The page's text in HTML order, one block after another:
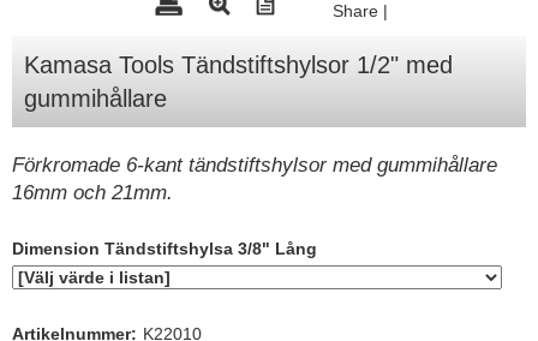
Tohatsu - Utombordare
Minn Kota - elmotorer
TK Trailer
Yanmar Servicedelar
Mercury Servicedelar
Share |
Kamasa Tools Tändstiftshylsor 1/2" med
gummihållare
Förkromade 6-kant tändstiftshylsor med gummihållare
16mm och 21mm.
Dimension Tändstiftshylsa 3/8" Lång
Artikelnummer: K22010